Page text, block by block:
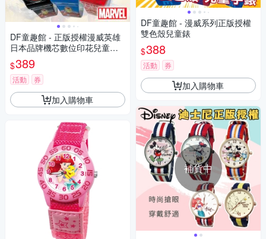
DF童趣館 - 正版授權漫威英雄
日本品牌機芯數位印花兒童手
錶
$389
活動 券
加入購物車
DF童趣館 - 漫威系列正版授權
雙色殼兒童錶
$388
活動 券
加入購物車
補貨中